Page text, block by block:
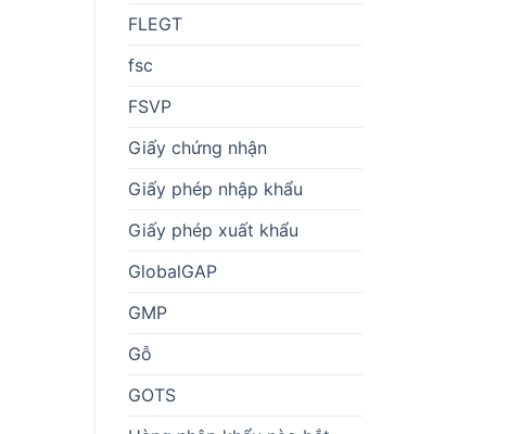
FLEGT
fsc
FSVP
Giấy chứng nhận
Giấy phép nhập khẩu
Giấy phép xuất khẩu
GlobalGAP
GMP
Gỗ
GOTS